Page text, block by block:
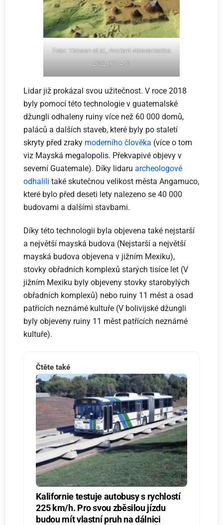
Foto: Hansen et al., Ancient Mesoamerica
2022 (CC 4.0)
Lidar již prokázal svou užitečnost. V roce 2018
byly pomocí této technologie v guatemalské
džungli odhaleny ruiny více než 60 000 domů,
paláců a dalších staveb, které byly po staletí
skryty před zraky moderního člověka (více o tom
viz Mayská megalopolis. Překvapivé objevy v
severní Guatemale). Díky lidaruarcheologové
odhalili také skutečnou velikost města Angamuco,
které bylo před deseti lety nalezeno se 40 000
budovami a dalšími stavbami.
Díky této technologii byla objevena také nejstarší
a největší mayská budova (Nejstarší a největší
mayská budova objevena v jižním Mexiku),
stovky obřadních komplexů starých tisíce let (V
jižním Mexiku byly objeveny stovky starobylých
obřadních komplexů) nebo ruiny 11 měst a osad
patřících neznámé kultuře (V bolivijské džungli
byly objeveny ruiny 11 měst patřících neznámé
kultuře).
Čtěte také
Kalifornie testuje autobusy s rychlostí
225 km/h. Pro svou zběsilou jízdu
budou mít vlastní pruh na dálnici